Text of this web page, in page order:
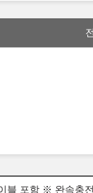
블 포함 ※ 완속충